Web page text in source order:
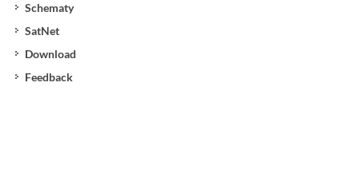
Schematy
SatNet
Download
Feedback